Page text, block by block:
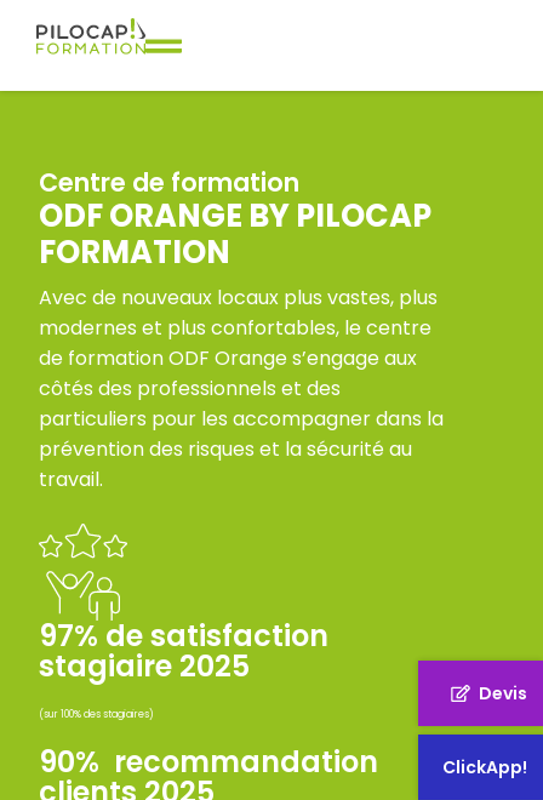
Devis
ClickApp!
Centre de formation
ODF ORANGE BY PILOCAP
FORMATION
Avec de nouveaux locaux plus vastes, plus
modernes et plus confortables, le centre
de formation ODF Orange s’engage aux
côtés des professionnels et des
particuliers pour les accompagner dans la
prévention des risques et la sécurité au
travail.
97% de satisfaction
stagiaire 2025
(sur 100% des stagiaires)
90% recommandation